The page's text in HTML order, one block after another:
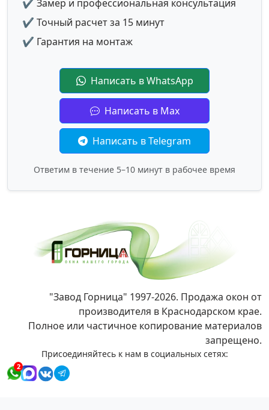
✔ Замер и профессиональная консультация
✔ Точный расчет за 15 минут
✔ Гарантия на монтаж
Написать в WhatsApp
Написать в Max
Написать в Telegram
Ответим в течение 5–10 минут в рабочее время
"Завод Горница" 1997-2026. Продажа окон от
производителя в Краснодарском крае.
Полное или частичное копирование материалов
запрещено.
Присоединяйтесь к нам в социальных сетях:
2